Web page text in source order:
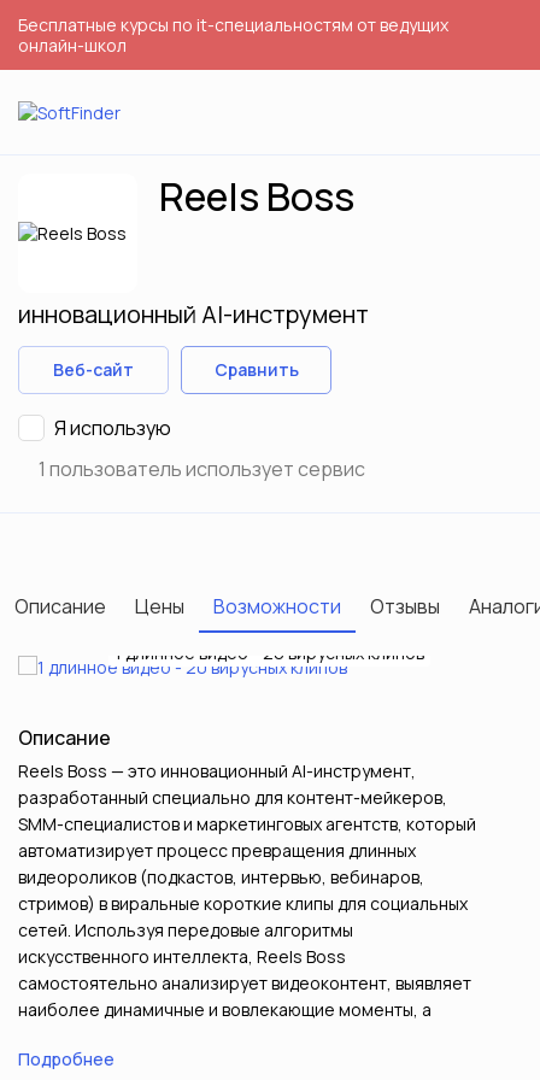
Бесплатные курсы по it-специальностям от ведущих
онлайн-школ
Reels Boss
инновационный AI-инструмент
Веб-сайт Сравнить
Я использую
1 пользователь использует сервис
Описание Цены Возможности Отзывы
Описание
Reels Boss — это инновационный AI-инструмент,
разработанный специально для контент-мейкеров,
SMM-специалистов и маркетинговых агентств, который
автоматизирует процесс превращения длинных
видеороликов (подкастов, интервью, вебинаров,
стримов) в виральные короткие клипы для социальных
сетей. Используя передовые алгоритмы
искусственного интеллекта, Reels Boss
самостоятельно анализирует видеоконтент, выявляет
наиболее динамичные и вовлекающие моменты, а
Reels и TikTok. Сервис не просто обрезает видео, но и
Подробнее
Previous
1 длинное видео - 20 вирусных клипов
Полный набор ИИ-инструментов
Экономьте 10+ часов в неделю
Для блогеров, SMM и медиа
Результаты пользователей